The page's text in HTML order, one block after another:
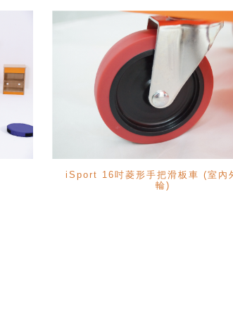
iSport 16吋菱形手把滑板車 (室內
輪)